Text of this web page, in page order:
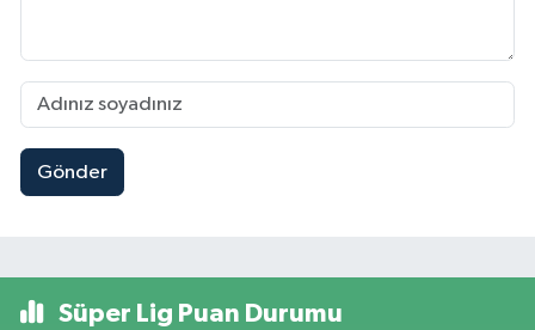
Gönder
Süper Lig Puan Durumu